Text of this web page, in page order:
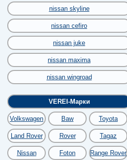
nissan skyline
nissan cefiro
nissan juke
nissan maxima
nissan wingroad
VEREI-Марки
Volkswagen Baw Toyota
Land Rover Rover Tagaz
Nissan Foton Range Rover